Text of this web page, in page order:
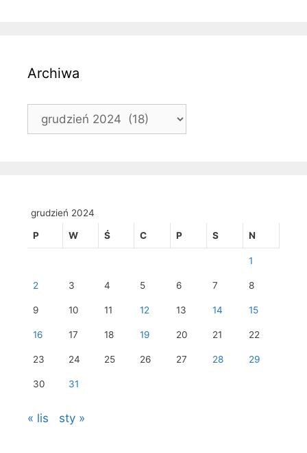
Archiwa
Archiwa
grudzień 2024
P W Ś C P S N
1
2 3 4 5 6 7 8
9 10 11 12 13 14 15
16 17 18 19 20 21 22
23 24 25 26 27 28 29
30 31
« lis sty »